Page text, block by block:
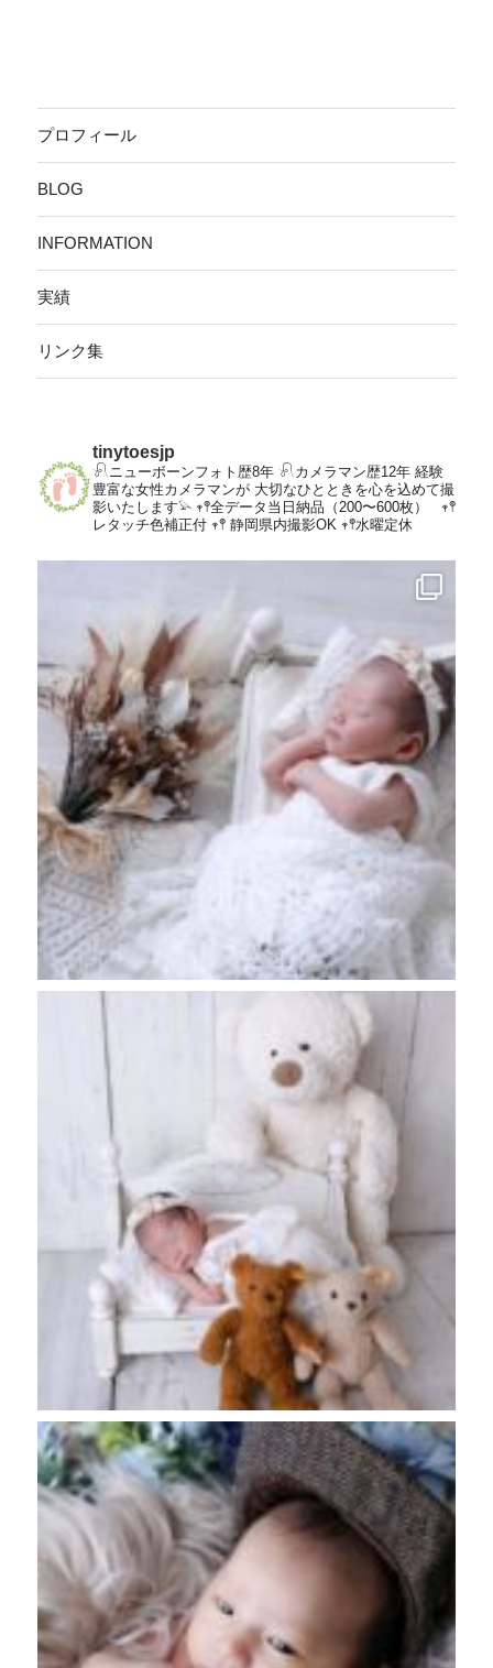
プロフィール
BLOG
INFORMATION
実績
リンク集
tinytoesjp
𓍯ニューボーンフォト歴8年𓍯カメラマン歴12年経験
豊富な女性カメラマンが大切なひとときを心を込めて撮
影いたします𓅫𖥧𖤣全データ当日納品（200〜600枚）
𖥧𖤣
レタッチ色補正付𖥧𖤣 静岡県内撮影OK 𖥧𖤣水曜定休